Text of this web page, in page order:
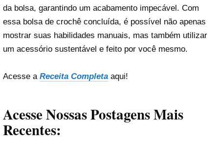
da bolsa, garantindo um acabamento impecável. Com
essa bolsa de crochê concluída, é possível não apenas
mostrar suas habilidades manuais, mas também utilizar
um acessório sustentável e feito por você mesmo.
Acesse a Receita Completa aqui!
Acesse Nossas Postagens Mais
Recentes: